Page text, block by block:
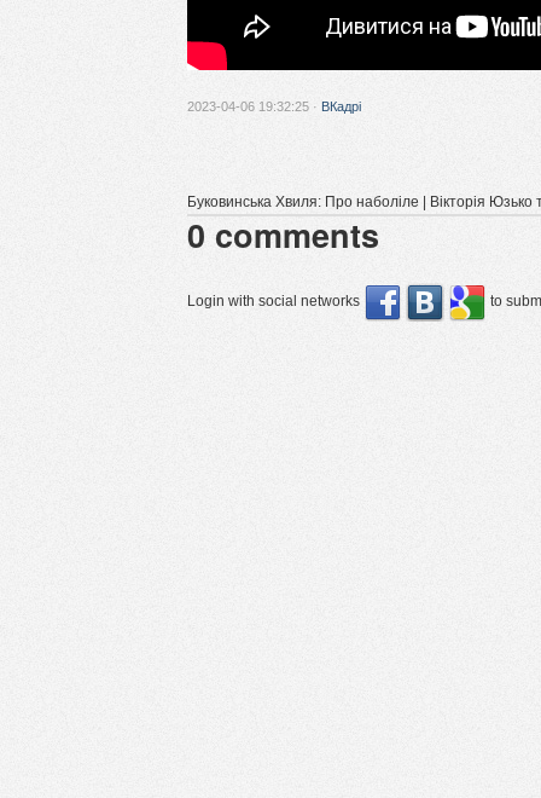
2023-04-06 19:32:25 · ВКадрі
Буковинська Хвиля: Про наболіле | Вікторія
0 comments
Login with social networks to